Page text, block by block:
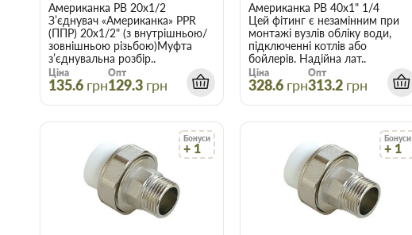
Американка PB 20х1/2
З’єднувач «Американка» PPR
(ППР) 20х1/2" (з внутрішньою/
зовнішньою різьбою)Муфта
з’єднувальна розбір..
Ціна
135.6 грн
Опт
129.3 грн
Американка PB 40х1" 1/4
Цей фітинг є незамінним при
монтажі вузлів обліку води,
підключенні котлів або
бойлерів. Надійна лат..
Ціна
328.6 грн
Опт
313.2 грн
Бонуси
+ 1
Бонуси
+ 1